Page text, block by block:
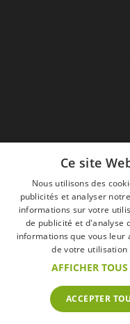
S'abonner à la
Je suis d'accord avecles
Toutes les marques
Retour & Droit de
Tous droits réservés © 2017 Les
s'entendent toutes taxes comprises.
Conformément au livre VI «
Code belge de droit économique.
Ce site
Nous utilisons des
publicités et analyser
informations sur votre
de publicité et d'analyse
informations que vous leur
de votre utilisation
AFFICHER
ACCEPTER